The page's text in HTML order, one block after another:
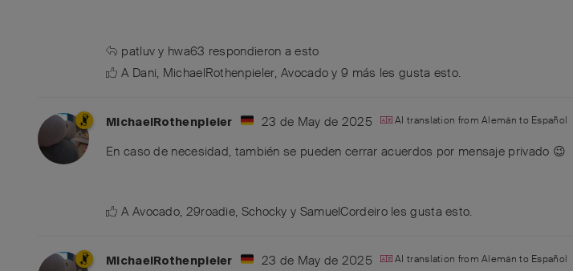
patluv y hwa63 respondieron a esto
A Dani, MichaelRothenpieler,Avocado y9 más les gusta esto.
MichaelRothenpieler 23 de May de 2025 AI translation fromAlemán to Español
En caso de necesidad, también se pueden cerrar acuerdos por mensaje privado 😉
A Avocado, 29roadie, Schocky y SamuelCordeiroles gusta esto.
MichaelRothenpieler 23 de May de 2025 AI translation fromAlemán to Español